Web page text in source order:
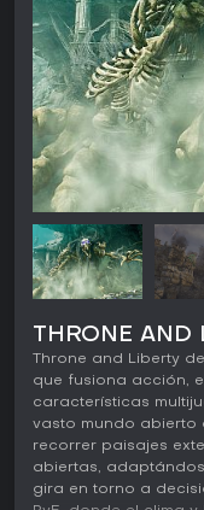
THRONE
Throne and Liberty
que fusiona acción,
características
vasto mundo abierto
recorrer paisajes
abiertas,
gira en torno a